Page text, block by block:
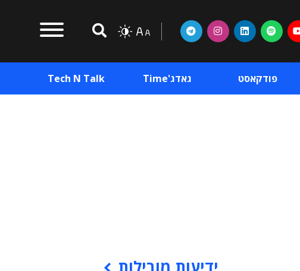
פודקאסט גאדג'Time Tech N Talk